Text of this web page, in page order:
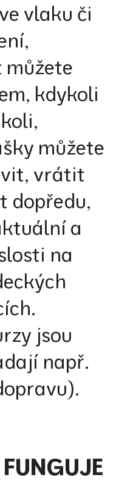
vlaku či
kdykoli
můžete
vrátit
dopředu,
a
na
jsou
např.